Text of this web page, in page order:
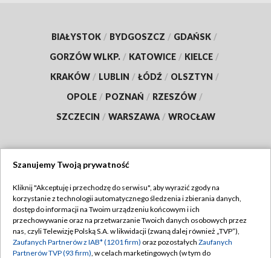
BIAŁYSTOK / BYDGOSZCZ / GDAŃSK /
GORZÓW WLKP. / KATOWICE / KIELCE /
KRAKÓW / LUBLIN / ŁÓDŹ / OLSZTYN /
OPOLE / POZNAŃ / RZESZÓW /
SZCZECIN / WARSZAWA / WROCŁAW
TVP
Abonament TVP
Emisja w TVP
Regulamin TVP
Polityka prywatności
Szanujemy Twoją prywatność
Kliknij "Akceptuję i przechodzę do serwisu", aby wyrazić zgody na
korzystanie z technologii automatycznego śledzenia i zbierania danych,
dostęp do informacji na Twoim urządzeniu końcowym i ich
przechowywanie oraz na przetwarzanie Twoich danych osobowych przez
nas, czyli Telewizję Polską S.A. w likwidacji (zwaną dalej również „TVP”),
Zaufanych Partnerów z IAB* (1201 firm) oraz pozostałych Zaufanych
Partnerów TVP (93 firm), w celach marketingowych (w tym do